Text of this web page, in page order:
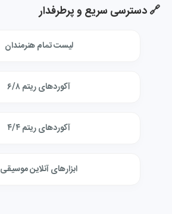
🔗 دسترسی سریع و پرطرفدار
لیست تمام هنرمندان
آکوردهای ریتم ۶/۸
آکوردهای ریتم ۴/۴
ابزارهای آنلاین موسیقی